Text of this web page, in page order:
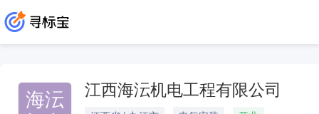
海沄 江西海沄机电工程有限公司